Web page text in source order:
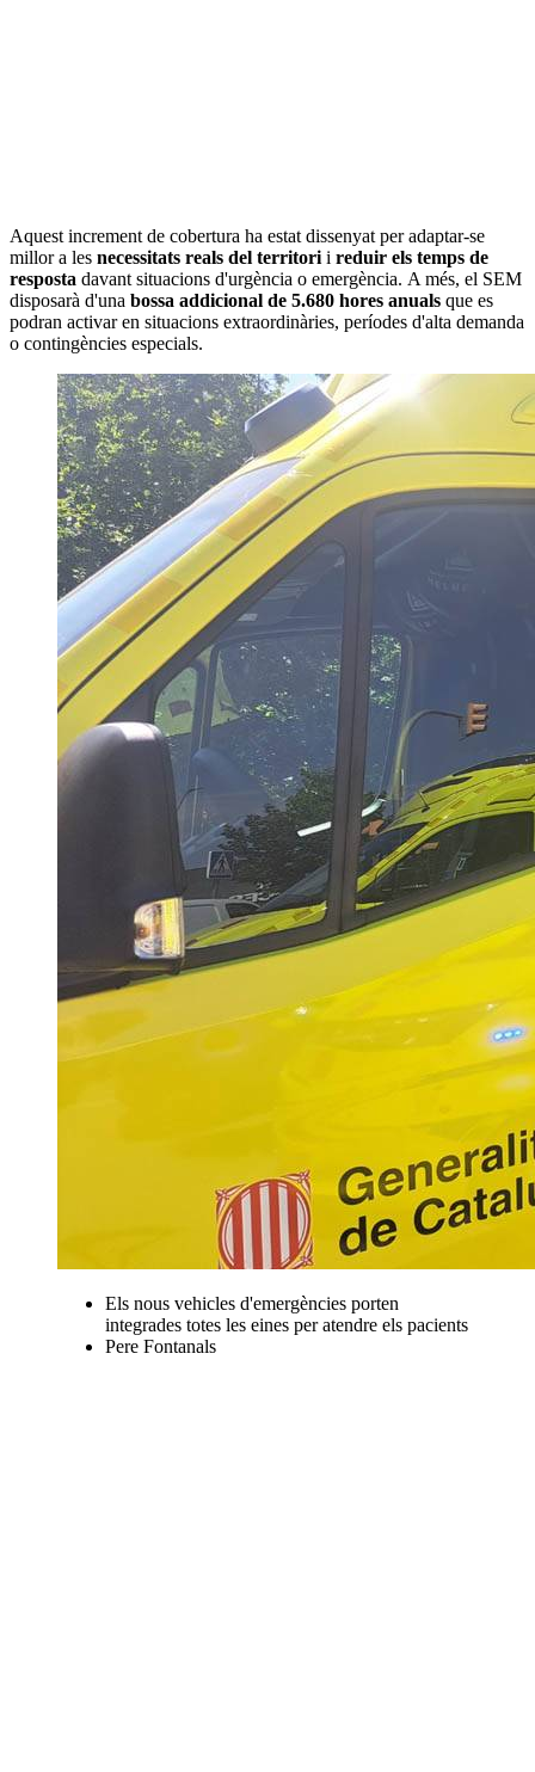
Aquest increment de cobertura ha estat dissenyat per adaptar-se
millor a les necessitats reals del territorii reduir els temps de
resposta davant situacions d'urgència o emergència. A més, el SEM
disposarà d'una bossa addicional de 5.680 hores anuals que es
podran activar en situacions extraordinàries, períodes d'alta demanda
o contingències especials.
Els nous vehicles d'emergències porten
integrades totes les eines per atendre els pacients
Pere Fontanals